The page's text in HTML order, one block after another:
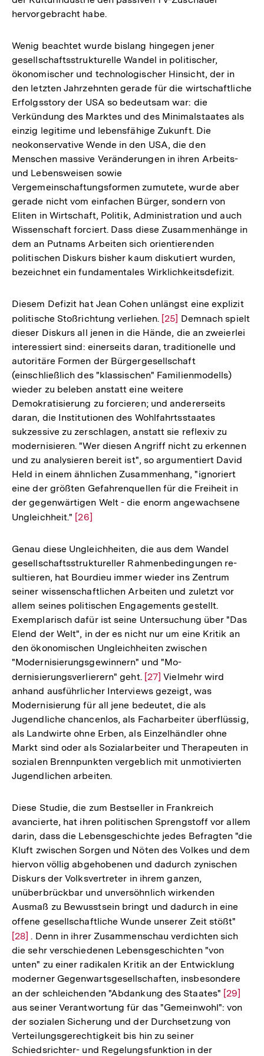
hervorgebracht habe.
Wenig beachtet wurde bislang hingegen jener
gesellschaftsstrukturelle Wandel in politischer,
ökonomischer und technologischer Hinsicht, der in
den letzten Jahrzehnten gerade für die wirtschaftliche
Erfolgsstory der USA so bedeutsam war: die
Verkündung des Marktes und des Minimalstaates als
einzig legitime und lebensfähige Zukunft. Die
neokonservative Wende in den USA, die den
Menschen massive Veränderungen in ihren Arbeits-
und Lebensweisen sowie
Vergemeinschaftungsformen zumutete, wurde aber
gerade nicht vom einfachen Bürger, sondern von
Eliten in Wirtschaft, Politik, Administration und auch
Wissenschaft forciert. Dass diese Zusammenhänge in
dem an Putnams Arbeiten sich orientierenden
politischen Diskurs bisher kaum diskutiert wurden,
bezeichnet ein fundamentales Wirklichkeitsdefizit.
Diesem Defizit hat Jean Cohen unlängst eine explizit
politische Stoßrichtung verliehen. Zur
Auflösung
der
Fußnote
[25] Demnach spielt
dieser Diskurs all jenen in die Hände, die an zweierlei
interessiert sind: einerseits daran, traditionelle und
autoritäre Formen der Bürgergesellschaft
(einschließlich des "klassischen" Familienmodells)
wieder zu beleben anstatt eine weitere
Demokratisierung zu forcieren; und andererseits
daran, die Institutionen des Wohlfahrtsstaates
sukzessive zu zerschlagen, anstatt sie reflexiv zu
modernisieren. "Wer diesen Angriff nicht zu erkennen
und zu analysieren bereit ist", so argumentiert David
Held in einem ähnlichen Zusammenhang, "ignoriert
eine der größten Gefahrenquellen für die Freiheit in
der gegenwärtigen Welt - die enorm angewachsene
Ungleichheit." Zur
der
Fußnote
[26]
Genau diese Ungleichheiten, die aus dem Wandel
gesellschaftsstruktureller Rahmenbedingungen re-
sultieren, hat Bourdieu immer wieder ins Zentrum
seiner wissenschaftlichen Arbeiten und zuletzt vor
allem seines politischen Engagements gestellt.
Exemplarisch dafür ist seine Untersuchung über "Das
Elend der Welt", in der es nicht nur um eine Kritik an
den ökonomischen Ungleichheiten zwischen
"Modernisierungsgewinnern" und "Mo-
dernisierungsverlierern" geht. Zur
Auflösung
der
Fußnote
[27] Vielmehr wird
anhand ausführlicher Interviews gezeigt, was
Modernisierung für all jene bedeutet, die als
Jugendliche chancenlos, als Facharbeiter überflüssig,
als Landwirte ohne Erben, als Einzelhändler ohne
Markt sind oder als Sozialarbeiter und Therapeuten in
sozialen Brennpunkten vergeblich mit unmotivierten
Jugendlichen arbeiten.
Diese Studie, die zum Bestseller in Frankreich
avancierte, hat ihren politischen Sprengstoff vor allem
darin, dass die Lebensgeschichte jedes Befragten "die
Kluft zwischen Sorgen und Nöten des Volkes und dem
hiervon völlig abgehobenen und dadurch zynischen
Diskurs der Volksvertreter in ihrem ganzen,
unüberbrückbar und unversöhnlich wirkenden
Ausmaß zu Bewusstsein bringt und dadurch in eine
offene gesellschaftliche Wunde unserer Zeit stößt"
[28] . Denn in ihrer Zusammenschau verdichten sich
die sehr verschiedenen Lebensgeschichten "von
unten" zu einer radikalen Kritik an der Entwicklung
moderner Gegenwartsgesellschaften, insbesondere
an der schleichenden "Abdankung des Staates" Zur
der
[29]
aus seiner Verantwortung für das "Gemeinwohl": von
der sozialen Sicherung und der Durchsetzung von
Verteilungsgerechtigkeit bis hin zu seiner
Schiedsrichter- und Regelungsfunktion in der